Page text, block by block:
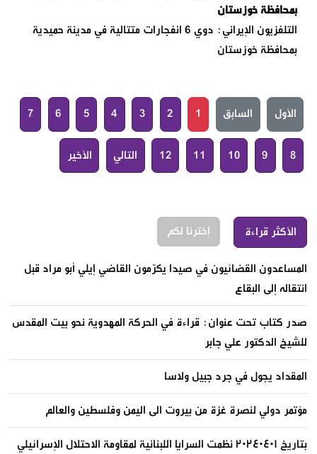
بمحافظة خوزستان
التلفزيون الإيراني: دوي 6 انفجارات متتالية في مدينة حميدية
بمحافظة خوزستان
الأول السابق 1
2
3
4
5
6
7
8
9
10
11
12 التالي الأخير
الأكثر قراءة إخترنا لكم
المساعدون القضائيون في صيدا يكرّمون القاضي إيلي أبو مراد قبل
انتقاله إلى البقاع
صدر كتاب تحت عنوان: قراءة في الحركة المهدوية نحو بيت المقدس
للشيخ الدكتور علي جابر
المقداد يجول في جرد جبيل ولاسا
مؤتمر دولي لنصرة غزة من بيروت الى اليمن وفلسطين والعالم
بتاريخ ٢٠٢٤٠٤٠١ نظمت السرايا اللبنانية لمقاومة الاحتلال الإسرائيلي